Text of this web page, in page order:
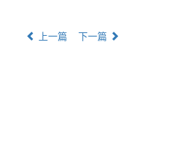
上一篇 下一篇